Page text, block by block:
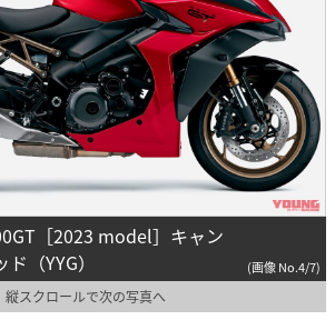
［2023 model］キャン
（YYG）
(画像 No.4/7)
縦スクロールで次の写真へ